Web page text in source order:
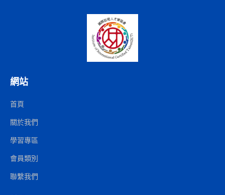
網站
首頁
關於我們
學習專區
會員類別
聯繫我們